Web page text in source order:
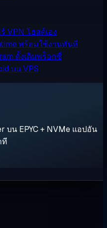
VPN โฮสต์เอง
พร้อมใช้งานทันที
ดั้งเดิมพร็อกซี่
บน VPS
บน EPYC + NVMe แอปอัน
ที